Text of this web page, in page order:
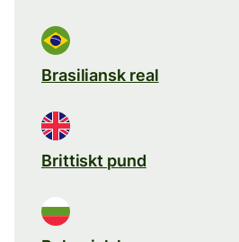
Brasiliansk real
Brittiskt pund